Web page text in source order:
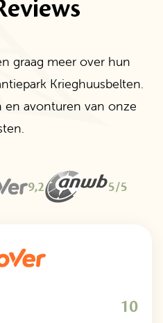
10
graag meer over hun
Krieghuusbelten.
en avonturen van onze
9,2 5/5